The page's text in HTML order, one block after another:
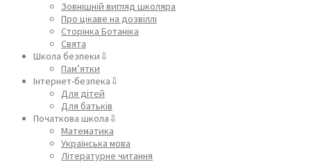
Зовнішній вигляд школяра
Про цікаве на дозвіллі
Сторінка Ботаніка
Свята
Школа безпеки⇩
Пам’ятки
Інтернет-безпека⇩
Для дітей
Для батьків
Початкова школа⇩
Математика
Українська мова
Літературне читання